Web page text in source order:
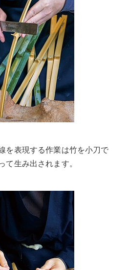
を表現する作業は竹を小刀で
生み出されます。